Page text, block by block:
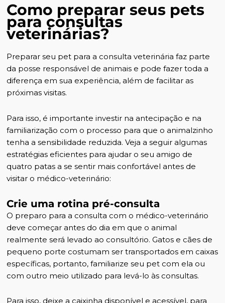
Como preparar seus pets
para consultas
veterinárias?
Preparar seu pet para a consulta veterinária faz parte
da posse responsável de animais e pode fazer toda a
diferença em sua experiência, além de facilitar as
próximas visitas.
Para isso, é importante investir na antecipação e na
familiarização com o processo para que o animalzinho
tenha a sensibilidade reduzida. Veja a seguir algumas
estratégias eficientes para ajudar o seu amigo de
quatro patas a se sentir mais confortável antes de
visitar o médico-veterinário:
Crie uma rotina pré-consulta
O preparo para a consulta com o médico-veterinário
deve começar antes do dia em que o animal
realmente será levado ao consultório. Gatos e cães de
pequeno porte costumam ser transportados em caixas
específicas, portanto, familiarize seu pet com ela ou
com outro meio utilizado para levá-lo às consultas.
Para isso, deixe a caixinha disponível e acessível, para